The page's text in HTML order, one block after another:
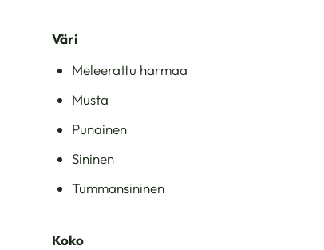
Väri
Meleerattu harmaa
Musta
Punainen
Sininen
Tummansininen
Koko